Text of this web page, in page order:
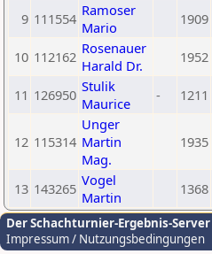
9 111554 Ramoser
Mario
1909
10 112162 Rosenauer
Harald Dr.
1952
11 126950 Stulik
Maurice
- 1211
12 115314
Unger
Martin
Mag.
1935
13 143265 Vogel
Martin
1368
Der Schachturnier-Ergebnis-Server
Impressum / Nutzungsbedingungen